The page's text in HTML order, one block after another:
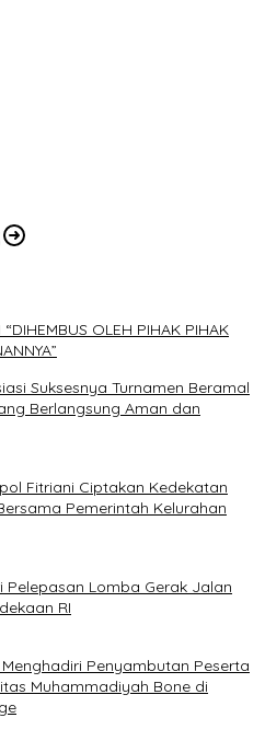
OLEH PIHAK PIHAK
Suksesnya Turnamen Beramal
Berlangsung Aman dan
Fitriani Ciptakan Kedekatan
Pemerintah Kelurahan
Lomba Gerak Jalan
RI
Penyambutan Peserta
Muhammadiyah Bone di